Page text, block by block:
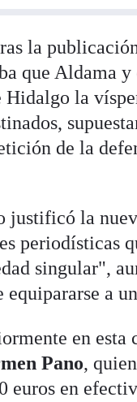
la
que Aldama
Hidalgo la
de la
justificó la
periodísticas
singular",
equipararse a
en esta
Pano,
euros en